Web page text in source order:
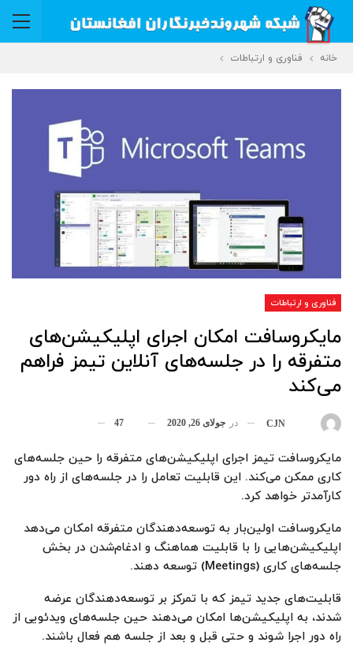
خانه فناوری و ارتباطات
فناوری و ارتباطات
مایکروسافت امکان اجرای اپلیکیشن‌های
متفرقه را در جلسه‌های آنلاین تیمز فراهم
می‌کند
CJN در جولای 26, 2020 47
مایکروسافت تیمز اجرای اپلیکیشن‌های متفرقه را حین جلسه‌های
کاری ممکن می‌کند. این قابلیت تعامل را در جلسه‌های از راه دور
کارآمدتر خواهد کرد.
مایکروسافت اولین‌بار به توسعه‌دهندگان متفرقه امکان می‌دهد
اپلیکیشن‌هایی را با قابلیت هماهنگ و ادغام‌شدن در بخش
جلسه‌های کاری (Meetings) توسعه دهند.
قابلیت‌های جدید تیمز که با تمرکز بر توسعه‌دهندگان عرضه
شدند، به اپلیکیشن‌ها امکان می‌دهند حین جلسه‌های ویدئویی از
راه دور اجرا شوند و حتی قبل و بعد از جلسه هم فعال باشند.